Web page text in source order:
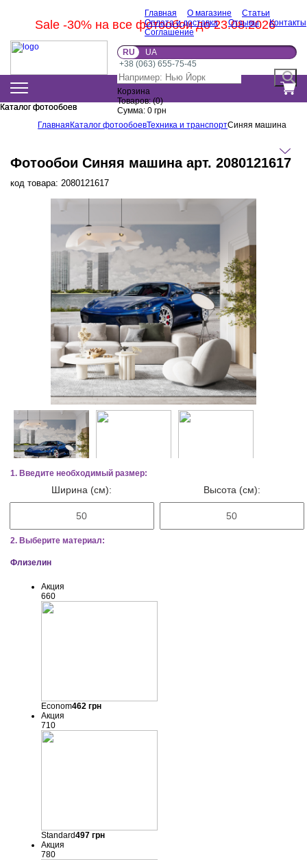
Sale -30% на все фотообои до 23.08.2026
Главная О магазине
Статьи
Оплата и доставка
Отзывы
Контакты
Соглашение
RU
UA
+38 (063) 655-75-45
Корзина
Товаров:(0)
Сумма: 0 грн
Каталог фотообоев
Каталог фотообоев
Главная Каталог фотообоевТехника и транспортСиняя машина
Фотообои Синяя машина арт. 2080121617
код товара: 2080121617
1. Введите необходимый размер:
Ширина (см): Высота (см):
2. Выберите материал:
Флизелин
Акция
660
Econom462грн
Акция
710
Standard497грн
Акция
780